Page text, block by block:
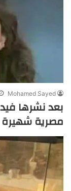
Mohamed Sayed
بعد نشرها
مصرية شهيرة